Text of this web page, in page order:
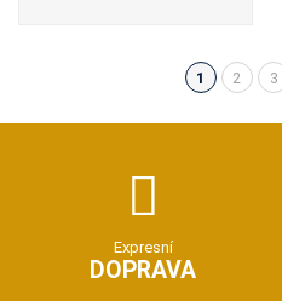
1(aktuální)
2 3
Expresní
DOPRAVA